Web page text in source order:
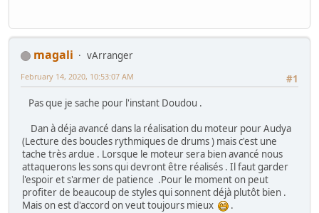
magali
vArranger
#1
February 14, 2020, 10:53:07 AM
Pas que je sache pour l'instant Doudou .
Dan à déja avancé dans la réalisation du moteur pour Audya
(Lecture des boucles rythmiques de drums ) mais c'est une
tache très ardue . Lorsque le moteur sera bien avancé nous
attaquerons les sons qui devront être réalisés . Il faut garder
l'espoir et s'armer de patience .Pour le moment on peut
profiter de beaucoup de styles qui sonnent déjà plutôt bien .
Mais on est d'accord on veut toujours mieux
.